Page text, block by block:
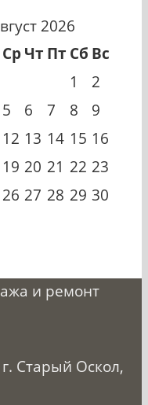
2026
СрЧт Пт Сб Вс
1
2
5 6 7 8
9
12 13 14 15 16
19 20 21 22 23
26 27 28 29 30
и ремонт
Старый Оскол,